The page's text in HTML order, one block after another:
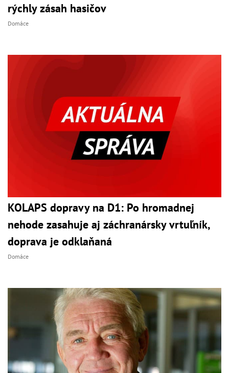
rýchly zásah hasičov
Domáce
KOLAPS dopravy na D1: Po hromadnej
nehode zasahuje aj záchranársky vrtuľník,
doprava je odklaňaná
Domáce